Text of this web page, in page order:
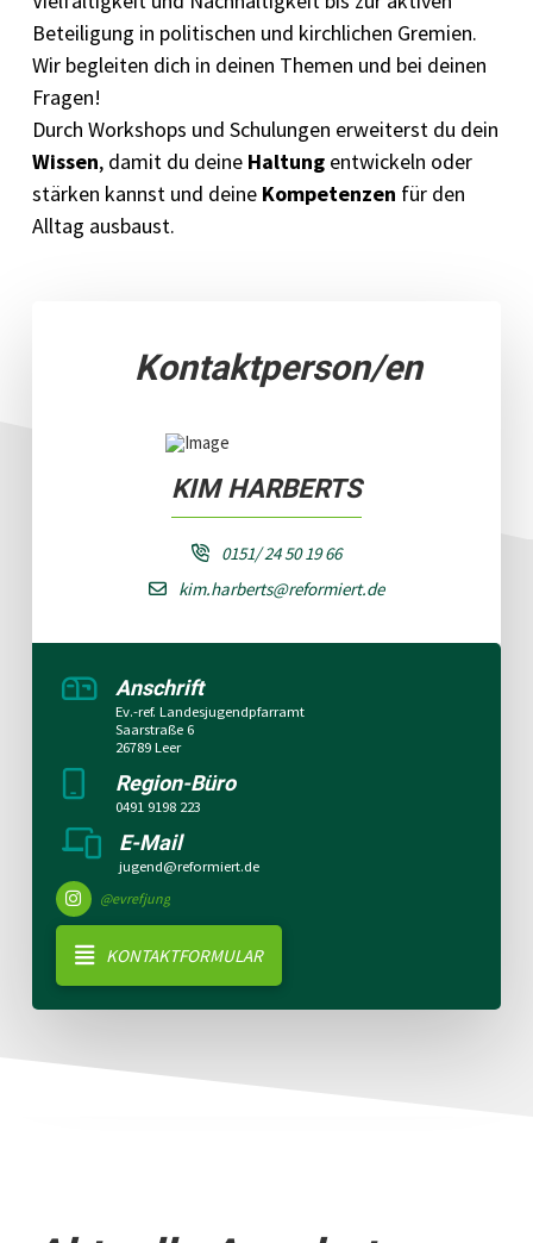
Beteiligung in politischen und kirchlichen Gremien.
Wir begleiten dich in deinen Themen und bei deinen
Fragen!
Durch Workshops und Schulungen erweiterst du dein
Wissen, damit du deine Haltungentwickeln oder
stärken kannst und deine Kompetenzen für den
Alltag ausbaust.
Kontaktperson/en
KIM HARBERTS
0151/ 24 50 19 66
kim.harberts@reformiert.de
Anschrift
Ev.-ref. Landesjugendpfarramt
Saarstraße 6
26789 Leer
Region-Büro
0491 9198 223
E-Mail
jugend@reformiert.de
@evrefjung
KONTAKTFORMULAR